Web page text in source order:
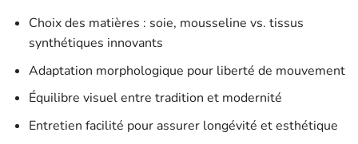
Choix des matières : soie, mousseline vs. tissus
synthétiques innovants
Adaptation morphologique pour liberté de mouvement
Équilibre visuel entre tradition et modernité
Entretien facilité pour assurer longévité et esthétique